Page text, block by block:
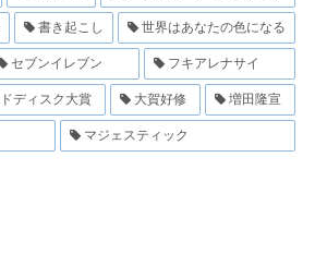
書き起こし 世界はあなたの色になる
セブンイレブン フキアレナサイ
ディスク大賞 大賀好修 増田隆宣
マジェスティック